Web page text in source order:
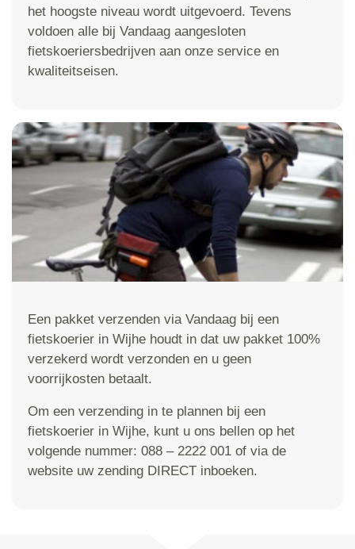
het hoogste niveau wordt uitgevoerd. Tevens
voldoen alle bij Vandaag aangesloten
fietskoeriersbedrijven aan onze service en
kwaliteitseisen.
Een pakket verzenden via Vandaag bij een
fietskoerier in Wijhe houdt in dat uw pakket 100%
verzekerd wordt verzonden en u geen
voorrijkosten betaalt.
Om een verzending in te plannen bij een
fietskoerier in Wijhe, kunt u ons bellen op het
volgende nummer: 088 – 2222 001 of via de
website uw zending DIRECT inboeken.